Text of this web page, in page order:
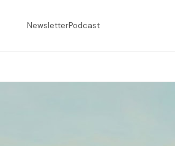
NewsletterPodcast